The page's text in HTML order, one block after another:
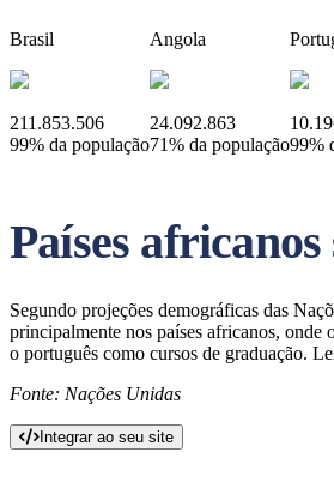
Brasil
211.853.506
99% da população
Angola
24.092.863
71% da população99%
Países
Segundo projeções demográficas das
principalmente nos países africanos, onde
o português como cursos de graduação.
Fonte: Nações Unidas
Integrar ao seu site